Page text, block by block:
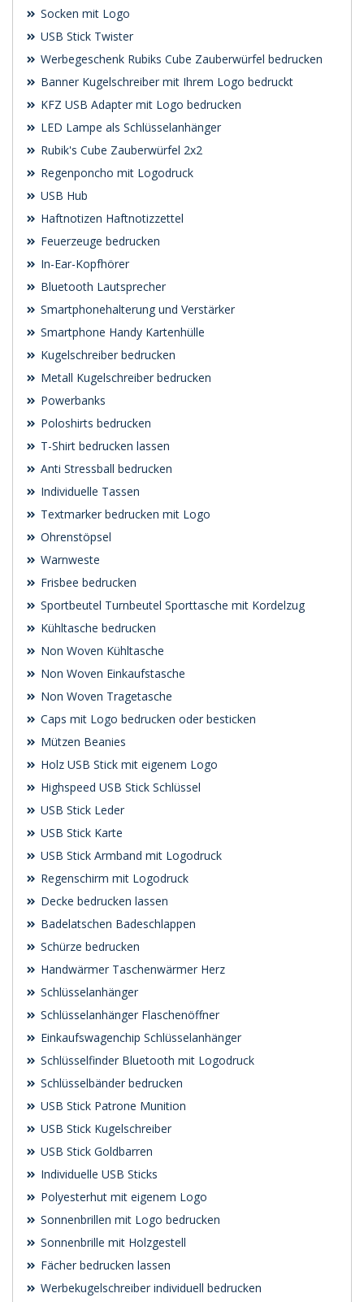
Socken mit Logo
USB Stick Twister
Werbegeschenk Rubiks Cube Zauberwürfel bedrucken
Banner Kugelschreiber mit Ihrem Logo bedruckt
KFZ USB Adapter mit Logo bedrucken
LED Lampe als Schlüsselanhänger
Rubik's Cube Zauberwürfel 2x2
Regenponcho mit Logodruck
USB Hub
Haftnotizen Haftnotizzettel
Feuerzeuge bedrucken
In-Ear-Kopfhörer
Bluetooth Lautsprecher
Smartphonehalterung und Verstärker
Smartphone Handy Kartenhülle
Kugelschreiber bedrucken
Metall Kugelschreiber bedrucken
Powerbanks
Poloshirts bedrucken
T-Shirt bedrucken lassen
Anti Stressball bedrucken
Individuelle Tassen
Textmarker bedrucken mit Logo
Ohrenstöpsel
Warnweste
Frisbee bedrucken
Sportbeutel Turnbeutel Sporttasche mit Kordelzug
Kühltasche bedrucken
Non Woven Kühltasche
Non Woven Einkaufstasche
Non Woven Tragetasche
Caps mit Logo bedrucken oder besticken
Mützen Beanies
Holz USB Stick mit eigenem Logo
Highspeed USB Stick Schlüssel
USB Stick Leder
USB Stick Karte
USB Stick Armband mit Logodruck
Regenschirm mit Logodruck
Decke bedrucken lassen
Badelatschen Badeschlappen
Schürze bedrucken
Handwärmer Taschenwärmer Herz
Schlüsselanhänger
Schlüsselanhänger Flaschenöffner
Einkaufswagenchip Schlüsselanhänger
Schlüsselfinder Bluetooth mit Logodruck
Schlüsselbänder bedrucken
USB Stick Patrone Munition
USB Stick Kugelschreiber
USB Stick Goldbarren
Individuelle USB Sticks
Polyesterhut mit eigenem Logo
Sonnenbrillen mit Logo bedrucken
Sonnenbrille mit Holzgestell
Fächer bedrucken lassen
Werbekugelschreiber individuell bedrucken